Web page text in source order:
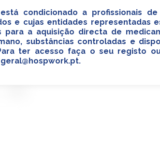
condicionado a profissionais de
e cujas entidades representadas
para a aquisição directa de
substâncias controladas e
ter acesso faça o seu registo
geral@hospwork.pt.